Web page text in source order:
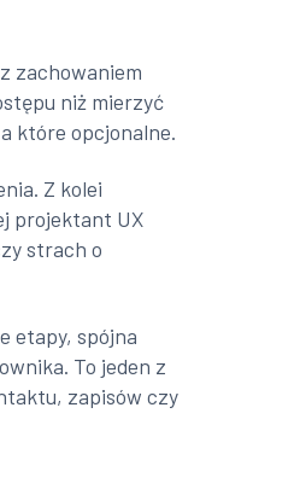
zachowaniem
niż mierzyć
które opcjonalne.
Z kolei
projektant UX
strach o
etapy, spójna
To jeden z
zapisów czy